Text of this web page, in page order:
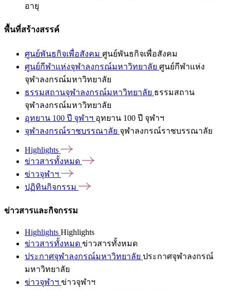
อายุ
พื้นที่สร้างสรรค์
ศูนย์พันธกิจเพื่อสังคม ศูนย์พันธกิจเพื่อสังคม
ศูนย์กีฬาแห่งจุฬาลงกรณ์มหาวิทยาลัย ศูนย์กีฬาแห่ง
จุฬาลงกรณ์มหาวิทยาลัย
ธรรมสถานจุฬาลงกรณ์มหาวิทยาลัย ธรรมสถาน
จุฬาลงกรณ์มหาวิทยาลัย
อุทยาน 100 ปี จุฬาฯ อุทยาน 100 ปี จุฬาฯ
จุฬาลงกรณ์ราชบรรณาลัย จุฬาลงกรณ์ราชบรรณาลัย
Highlights
ข่าวสารทั้งหมด
ข่าวจุฬาฯ
ปฏิทินกิจกรรม
ข่าวสารและกิจกรรม
Highlights Highlights
ข่าวสารทั้งหมด ข่าวสารทั้งหมด
ประกาศจุฬาลงกรณ์มหาวิทยาลัย ประกาศจุฬาลงกรณ์
มหาวิทยาลัย
ข่าวจุฬาฯ ข่าวจุฬาฯ